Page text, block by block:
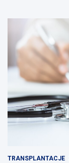
TRANSPLANTACJE